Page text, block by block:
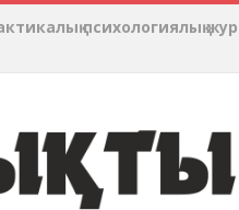
психологиялық